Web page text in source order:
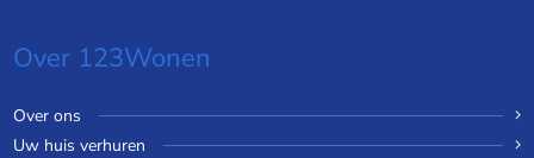
Over 123Wonen
Over ons
Uw huis verhuren